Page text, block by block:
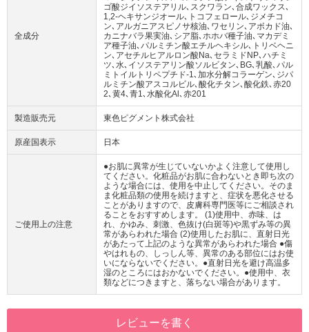
全成分
ゴ酸ジイソステアリル､スクワラン､合成ワックス､
1,2-ヘキサンジオール､トコフェロール､ジメチコ
ン､アルガニアスピノサ核油､ワセリン､アボカド油､
カニナバラ果実油､シア脂､ホホバ種子油､マカデミ
ア種子油､パルミチン酸エチルヘキシル､トリベヘニ
ン､アセチルヒアルロン酸Na､セラミドNP､ハチミ
ツ､水､イソステアリン酸ソルビタン､BG､乳酸､パル
ミトイルトリペプチド-1､加水分解コラーゲン､ジパ
ルミチン酸アスコルビル､酸化チタン､酸化鉄､赤20
2､黄4､青1､水酸化Al､赤201
製造販売元 東色ピグメント株式会社
原産国表示 日本
ご使用上の注意
●お肌に異常が生じていないかよく注意して使用し
てください。化粧品がお肌に合わないとき即ち次の
ような場合には、使用を中止してください。そのま
ま化粧品類の使用を続けますと、症状を悪化させる
ことがありますので、皮膚科専門医等にご相談され
ることをおすすめします。 (1)使用中、赤味、は
れ、かゆみ、刺激、色抜け(白斑等)や黒ずみ等の異
常があらわれた場合 (2)使用したお肌に、直射日光
があたって上記のような異常があらわれた場合 ●傷
やはれもの、しっしん等、異常のある部位にはお使
いにならないでください。●直射日光を避け高温多
湿のところにはおかないでください。●使用中、衣
類などにつきますと、落ちない場合があります。
レビューを書く